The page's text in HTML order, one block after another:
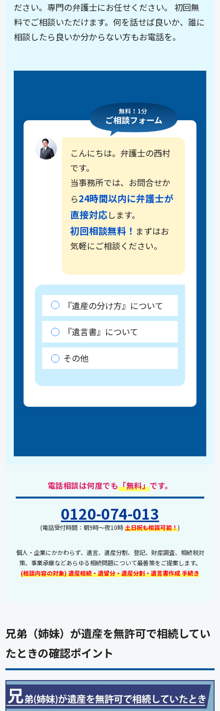
ださい。専門の弁護士にお任せください。 初回無
料でご相談いただけます。何を話せば良いか、誰に
相談したら良いか分からない方もお電話を。
こんにちは。弁護士の西村
です。
当事務所では、お問合せか
ら24時間以内に弁護士が
直接対応します。
初回相談無料！ まずはお
気軽にご相談ください。
『遺産の分け方』について
『遺言書』について
その他
電話相談は何度でも「無料」です。
0120-074-013
(電話受付時間：朝9時～夜10時土日祝も相談可能！)
個人・企業にかかわらず、遺言、遺産分割、登記、財産調査、相続税対
策、事業承継などあらゆる相続問題について最善策をご提案します。
(相談内容の対象) 遺産相続・遺留分・遺産分割・遺言書作成 手続き
兄弟（姉妹）が遺産を無許可で相続してい
たときの確認ポイント